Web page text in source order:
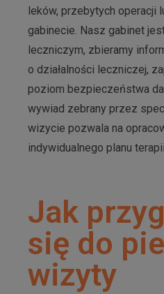
leków, przebytych operacji
gabinecie. Nasz gabinet
leczniczym, zbieramy
o działalności leczniczej,
poziom bezpieczeństwa
wywiad zebrany przez
wizycie pozwala na
indywidualnego planu
Jak
się do
wizyty